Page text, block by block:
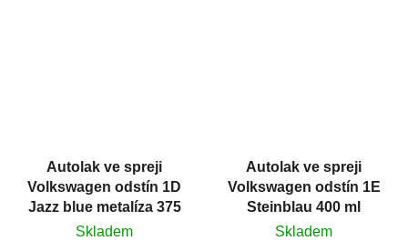
Autolak ve spreji
Volkswagen odstín 1D
Jazz blue metalíza 375
ml
Skladem
Autolak ve spreji
Volkswagen odstín 1E
Steinblau 400 ml
Skladem